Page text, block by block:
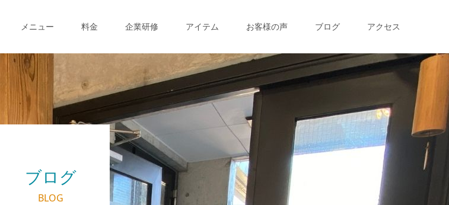
メニュー 料金 企業研修 アイテム お客様の声 ブログ アクセス
ブログ
BLOG